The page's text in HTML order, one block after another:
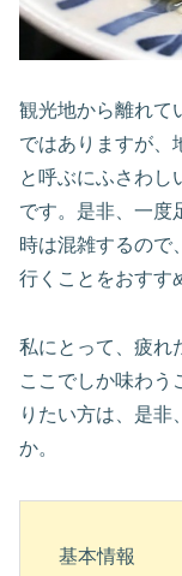
観光地から離れて
ではありますが、
と呼ぶにふさわし
です。是非、一度
時は混雑するので
行くことをおすす
私にとって、疲れ
ここでしか味わう
りたい方は、是非
か。
基本情報